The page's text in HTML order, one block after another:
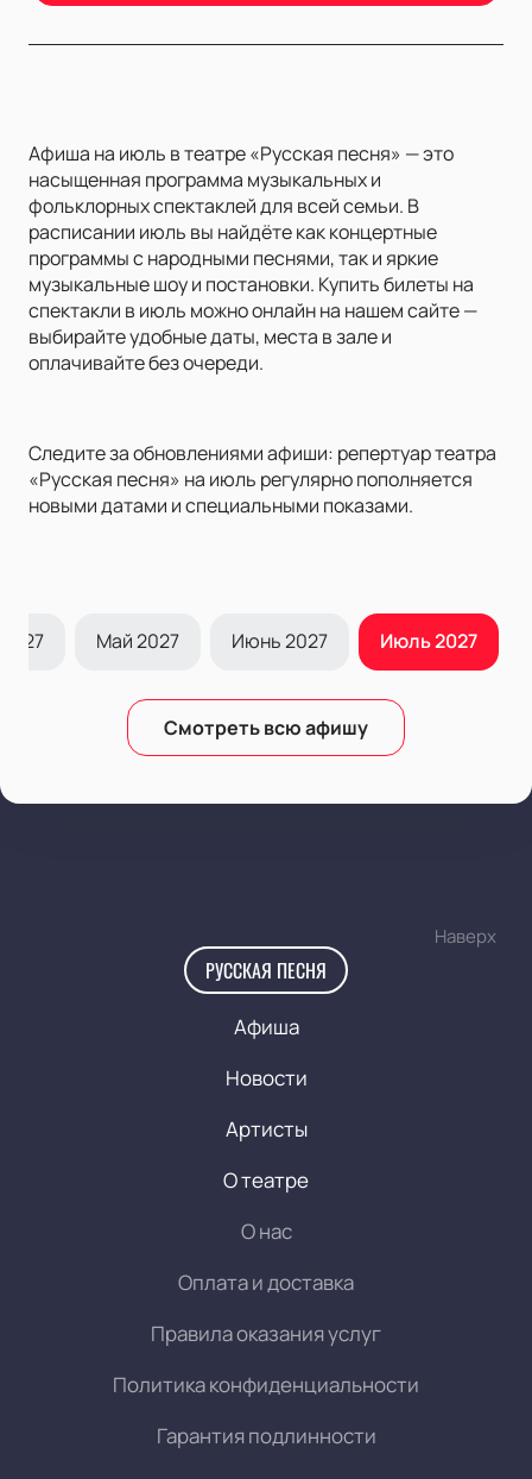
Афиша на июль в театре «Русская песня» — это
насыщенная программа музыкальных и
фольклорных спектаклей для всей семьи. В
расписании июль вы найдёте как концертные
программы с народными песнями, так и яркие
музыкальные шоу и постановки. Купить билеты на
спектакли в июль можно онлайн на нашем сайте —
выбирайте удобные даты, места в зале и
оплачивайте без очереди.
Следите за обновлениями афиши: репертуар театра
«Русская песня» на июль регулярно пополняется
новыми датами и специальными показами.
Май 2027 Июнь 2027 Июль 2027
Смотреть всю афишу
Наверх
РУССКАЯ ПЕСНЯ
Афиша
Новости
Артисты
О театре
О нас
Оплата и доставка
Правила оказания услуг
Политика конфиденциальности
Гарантия подлинности